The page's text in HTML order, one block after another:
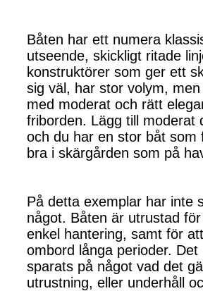
Båten har ett numera
utseende, skickligt ritade
konstruktörer som ger ett
sig väl, har stor volym,
med moderat och rätt
friborden. Lägg till moderat
och du har en stor båt som
bra i skärgården som på
På detta exemplar har inte
något. Båten är utrustad
enkel hantering, samt för
ombord långa perioder. Det
sparats på något vad det
utrustning, eller underhåll